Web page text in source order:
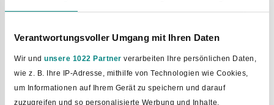
Verantwortungsvoller Umgang mit Ihren Daten
Wir und unsere 1022 Partner verarbeiten Ihre persönlichen Daten,
wie z. B. Ihre IP-Adresse, mithilfe von Technologien wie Cookies,
um Informationen auf Ihrem Gerät zu speichern und darauf
zuzugreifen und so personalisierte Werbung und Inhalte,
Die großzügige Sonnenterrasse lädt zum Verweilen ein.
Für Kinder gibt es einen Spielplatz mit großem Spielschiff –
SoleCamping – Natur trifft Entspannung